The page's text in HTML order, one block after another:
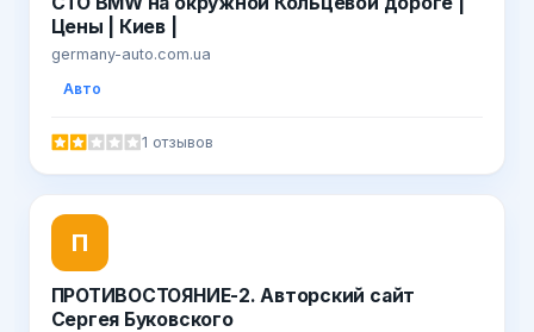
Цены | Киев |
germany-auto.com.ua
Авто
1 отзывов
П
ПРОТИВОСТОЯНИЕ-2. Авторский сайт
Сергея Буковского